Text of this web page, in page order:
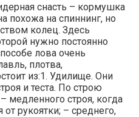
снасть – кормушка
похожа на спиннинг, но
колец. Здесь
нужно постоянно
лова очень
плотва,
из:1. Удилище. Они
и теста. По строю
медленного строя, когда
рукоятки; – среднего,